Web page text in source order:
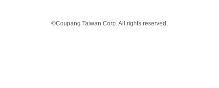
©Coupang Taiwan Corp. All rights reserved.